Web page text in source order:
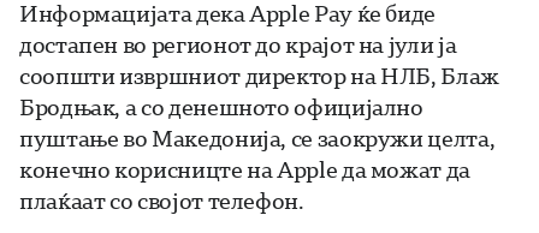
Информацијата дека Apple Pay ќе биде
достапен во регионот до крајот на јули ја
соопшти извршниот директор на НЛБ, Блаж
Бродњак, а со денешното официјално
пуштање во Македонија, се заокружи целта,
конечно корисницте на Apple да можат да
плаќаат со својот телефон.